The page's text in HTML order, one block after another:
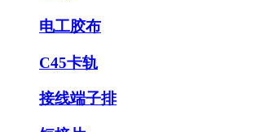
电工胶布
C45卡轨
接线端子排